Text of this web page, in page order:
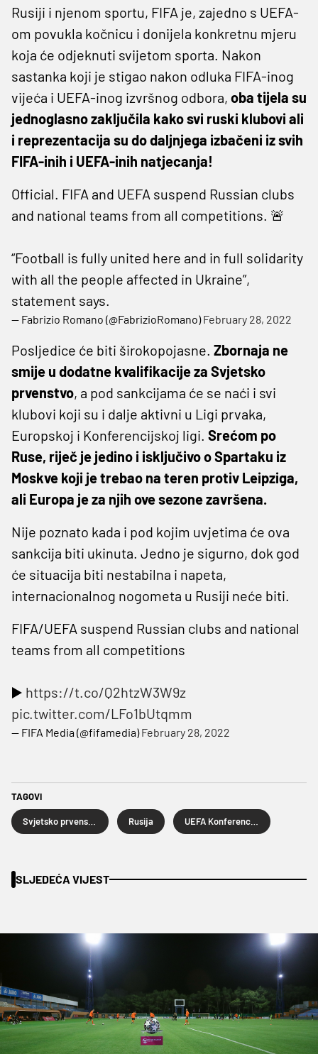
Rusiji i njenom sportu, FIFA je, zajedno s UEFA-
om povukla kočnicu i donijela konkretnu mjeru
koja će odjeknuti svijetom sporta. Nakon
sastanka koji je stigao nakon odluka FIFA-inog
vijeća i UEFA-inog izvršnog odbora, oba tijela su
jednoglasno zaključila kako svi ruski klubovi ali
i reprezentacija su do daljnjega izbačeni iz svih
FIFA-inih i UEFA-inih natjecanja!
Official. FIFA and UEFA suspend Russian clubs
and national teams from all competitions. 🚨
“Football is fully united here and in full solidarity
with all the people affected in Ukraine”,
statement says.
— Fabrizio Romano (@FabrizioRomano)February 28, 2022
Posljedice će biti širokopojasne. Zbornaja ne
smije u dodatne kvalifikacije za Svjetsko
prvenstvo, a pod sankcijama će se naći i svi
klubovi koji su i dalje aktivni u Ligi prvaka,
Europskoj i Konferencijskoj ligi. Srećom po
Ruse, riječ je jedino i isključivo o Spartaku iz
Moskve koji je trebao na teren protiv Leipziga,
ali Europa je za njih ove sezone završena.
Nije poznato kada i pod kojim uvjetima će ova
sankcija biti ukinuta. Jedno je sigurno, dok god
će situacija biti nestabilna i napeta,
internacionalnog nogometa u Rusiji neće biti.
FIFA/UEFA suspend Russian clubs and national
teams from all competitions
▶️ https://t.co/Q2htzW3W9z
pic.twitter.com/LFo1bUtqmm
— FIFA Media (@fifamedia)February 28, 2022
TAGOVI
Rusija
SLJEDEĆA VIJEST